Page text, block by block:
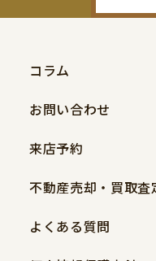
コラム
お問い合わせ
来店予約
不動産売却・買取査
よくある質問